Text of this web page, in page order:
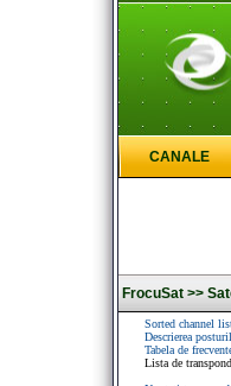
CANALE
FrocuSat >>
Sorted channel
Descrierea
Tabela de
Lista de